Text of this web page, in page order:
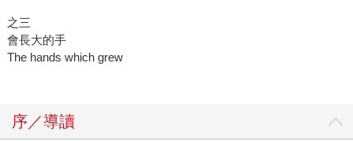
之三
會長大的手
The hands which grew
序／導讀